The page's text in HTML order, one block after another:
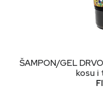
ŠAMPON/GEL
kosu i